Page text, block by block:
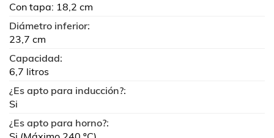
Con tapa: 18,2 cm
Diámetro inferior:
23,7 cm
Capacidad:
6,7 litros
¿Es apto para inducción?:
Si
¿Es apto para horno?: